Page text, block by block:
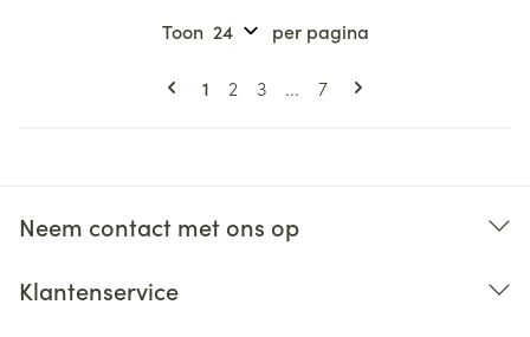
Pagina's
U lees momenteel pagina
1 Pagina
2 Pagina
3 ... Pagina
7
Toon per pagina
Neem contact met ons op
Klantenservice